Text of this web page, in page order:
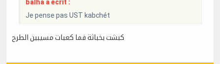
balha a écrit :
Je pense pas UST kabchét
كبشت بخباثة فما كعبات مسيبين الطرح